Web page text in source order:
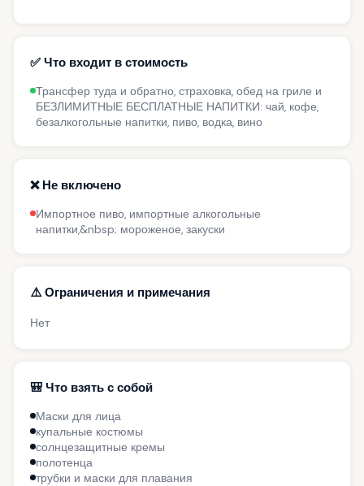
✅ Что входит в стоимость
Трансфер туда и обратно, страховка, обед на гриле и
БЕЗЛИМИТНЫЕ БЕСПЛАТНЫЕ НАПИТКИ: чай, кофе,
безалкогольные напитки, пиво, водка, вино
❌ Не включено
Импортное пиво, импортные алкогольные
напитки,&nbsp; мороженое, закуски
⚠️ Ограничения и примечания
Нет
🎒 Что взять с собой
Маски для лица
купальные костюмы
солнцезащитные кремы
полотенца
трубки и маски для плавания